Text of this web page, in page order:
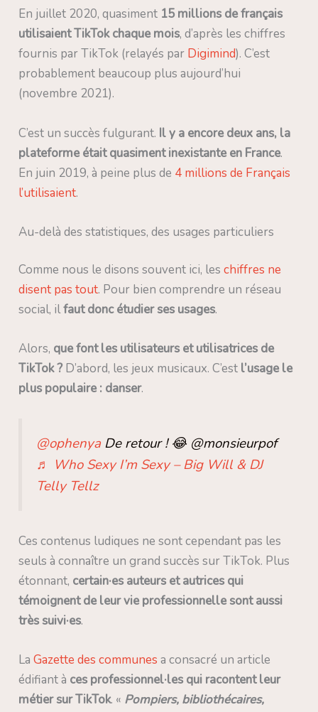
En juillet 2020, quasiment 15 millions de français
utilisaient TikTok chaque mois, d’après les chiffres
fournis par TikTok (relayés par Digimind). C’est
probablement beaucoup plus aujourd’hui
(novembre 2021).
C’est un succès fulgurant. Il y a encore deux ans, la
plateforme était quasiment inexistante en France.
En juin 2019, à peine plus de 4 millions de Français
l’utilisaient.
Au-delà des statistiques, des usages particuliers
Comme nous le disons souvent ici, leschiffres ne
disent pas tout. Pour bien comprendre un réseau
social, ilfaut donc étudier ses usages.
Alors, que font les utilisateurs et utilisatrices de
TikTok ?D’abord, les jeux musicaux. C’est l’usage le
plus populaire : danser.
@ophenya De retour ! 😂 @monsieurpof
♬ Who Sexy I’m Sexy – Big Will & DJ
Telly Tellz
Ces contenus ludiques ne sont cependant pas les
seuls à connaître un grand succès sur TikTok. Plus
étonnant, certain·es auteurs et autrices qui
témoignent de leur vie professionnelle sont aussi
très suivi·es.
LaGazette des communes a consacré un article
édifiant à ces professionnel·les qui racontent leur
métier sur TikTok. « Pompiers, bibliothécaires,